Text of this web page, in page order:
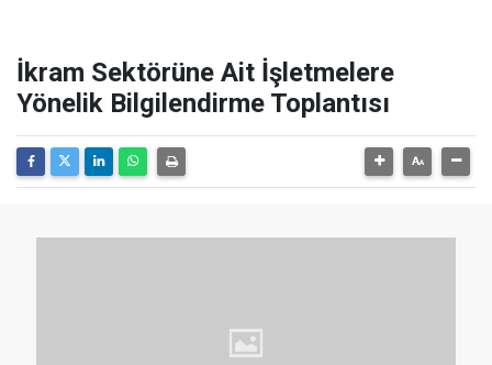
İkram Sektörüne Ait İşletmelere
Yönelik Bilgilendirme Toplantısı